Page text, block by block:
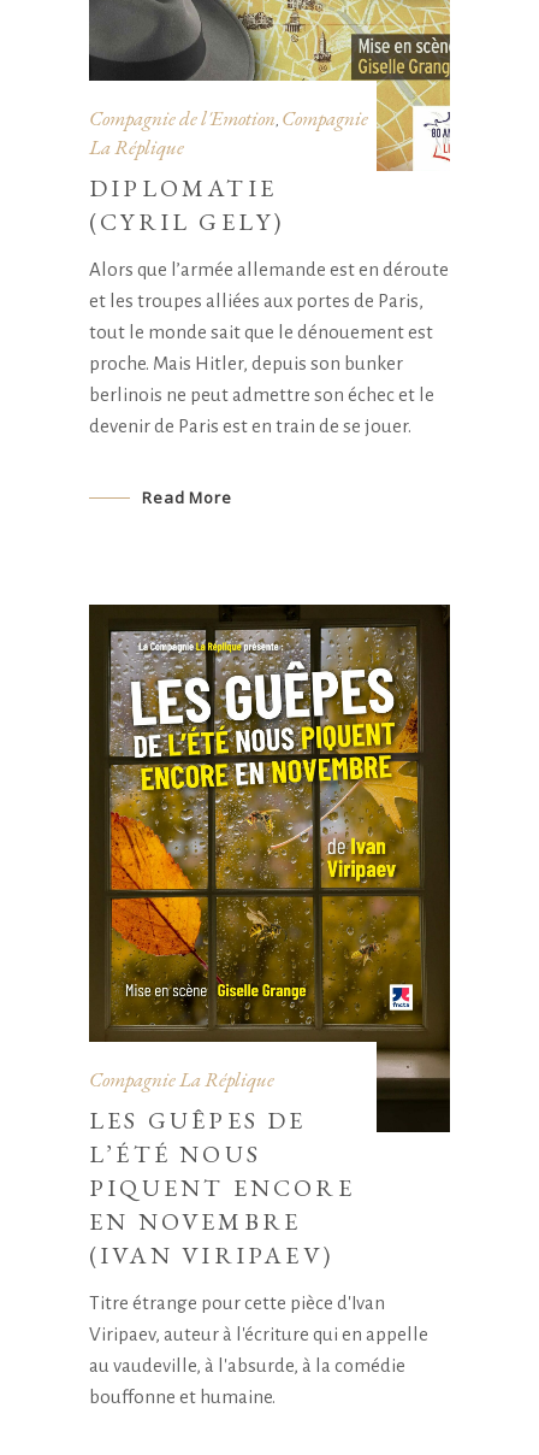
Compagnie de l'Emotion, Compagnie
La Réplique
DIPLOMATIE
(CYRIL GELY)
Alors que l’armée allemande est en déroute
et les troupes alliées aux portes de Paris,
tout le monde sait que le dénouement est
proche. Mais Hitler, depuis son bunker
berlinois ne peut admettre son échec et le
devenir de Paris est en train de se jouer.
Read More
Compagnie La Réplique
LES GUÊPES DE
L’ÉTÉ NOUS
PIQUENT ENCORE
EN NOVEMBRE
(IVAN VIRIPAEV)
Titre étrange pour cette pièce d'Ivan
Viripaev, auteur à l'écriture qui en appelle
au vaudeville, à l'absurde, à la comédie
bouffonne et humaine.